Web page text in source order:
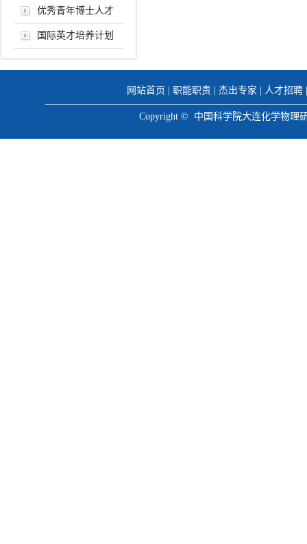
优秀青年博士人才
国际英才培养计划
网站首页 职能职责| 杰出专家 人才招聘
Copyright © 中国科学院大连化学物